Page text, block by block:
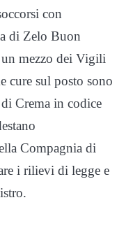
con
di Zelo Buon
un mezzo dei Vigili
cure sul posto sono
Crema in codice
Compagnia di
i rilievi di legge e